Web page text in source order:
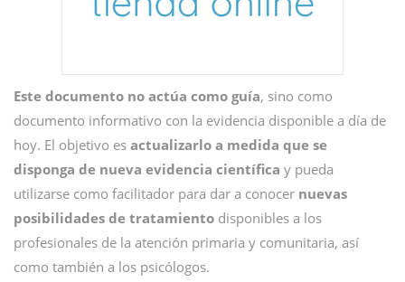
Este documento no actúa como guía, sino como
documento informativo con la evidencia disponible a día de
hoy. El objetivo es actualizarlo a medida que se
disponga de nueva evidencia científica y pueda
utilizarse como facilitador para dar a conocer nuevas
posibilidades de tratamiento disponibles a los
profesionales de la atención primaria y comunitaria, así
como también a los psicólogos.